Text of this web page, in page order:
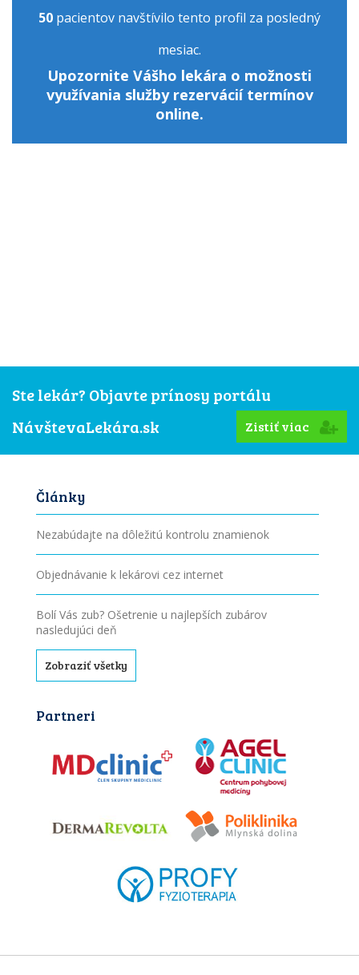
50 pacientov navštívilo tento profil za posledný
mesiac.
Upozornite Vášho lekára o možnosti
využívania služby rezervácií termínov
online.
Ste lekár? Objavte prínosy portálu
NávštevaLekára.sk
Zistiť viac
Články
Nezabúdajte na dôležitú kontrolu znamienok
Objednávanie k lekárovi cez internet
Bolí Vás zub? Ošetrenie u najlepších zubárov
nasledujúci deň
Zobraziť všetky
Partneri